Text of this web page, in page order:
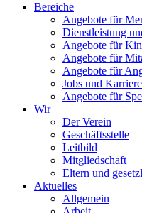
Bereiche
Angebote für
Dienstleistung
Angebote für
Angebote für
Angebote für
Jobs und Karriere
Angebote für
Wir
Der Verein
Geschäftsstelle
Leitbild
Mitgliedschaft
Eltern und
Aktuelles
Allgemein